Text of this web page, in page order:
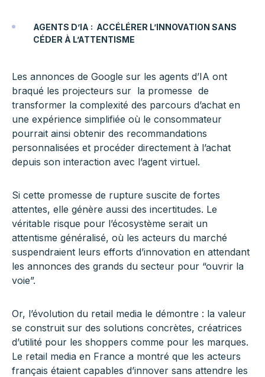
AGENTS D’IA : ACCÉLÉRER L’INNOVATION SANS
CÉDER À L’ATTENTISME
Les annonces de Google sur les agents d’IA ont
braqué les projecteurs sur la promesse de
transformer la complexité des parcours d’achat en
une expérience simplifiée où le consommateur
pourrait ainsi obtenir des recommandations
personnalisées et procéder directement à l’achat
depuis son interaction avec l’agent virtuel.
Si cette promesse de rupture suscite de fortes
attentes, elle génère aussi des incertitudes. Le
véritable risque pour l’écosystème serait un
attentisme généralisé, où les acteurs du marché
suspendraient leurs efforts d’innovation en attendant
les annonces des grands du secteur pour “ouvrir la
voie”.
Or, l’évolution du retail media le démontre : la valeur
se construit sur des solutions concrètes, créatrices
d’utilité pour les shoppers comme pour les marques.
Le retail media en France a montré que les acteurs
français étaient capables d’innover sans attendre les